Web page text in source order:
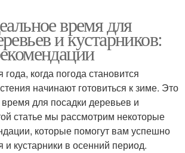
время для
и кустарников:
когда погода становится
начинают готовиться к зиме. Это
для посадки деревьев и
статье мы рассмотрим некоторые
которые помогут вам успешно
и кустарники в осенний период.